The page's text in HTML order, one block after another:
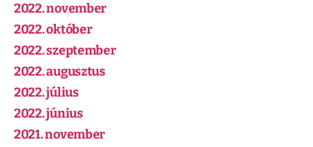
2022. november
2022. október
2022. szeptember
2022. augusztus
2022. július
2022. június
2021. november